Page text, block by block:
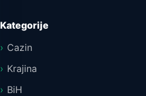
Kategorije
Cazin
Krajina
BiH